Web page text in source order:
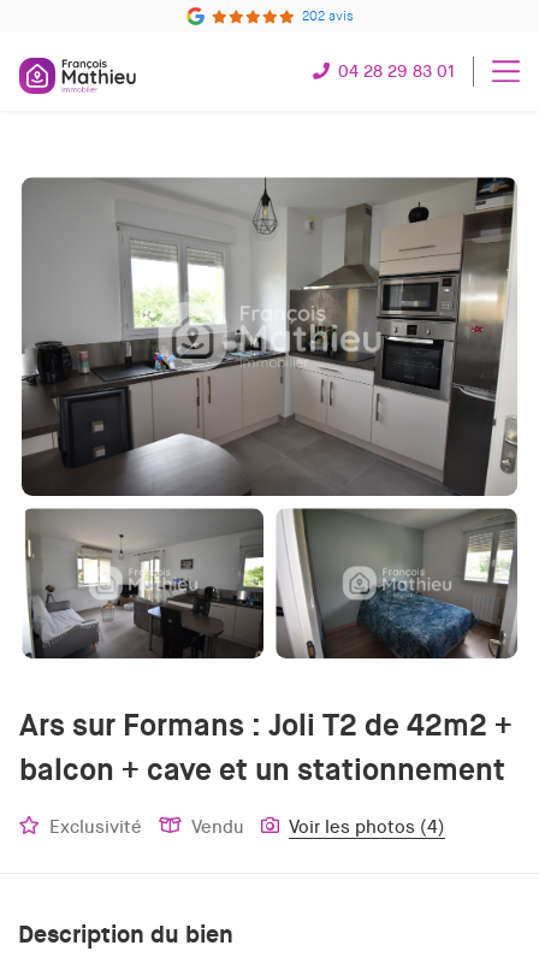
202 avis
04 28 29 83 01
Ars sur Formans : Joli T2 de 42m2 +
balcon + cave et un stationnement
Exclusivité Vendu Voir les photos (4)
Description du bien